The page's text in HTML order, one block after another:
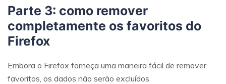
Parte 3: como remover
completamente os favoritos do
Firefox
Embora o Firefox forneça uma maneira fácil de remover
favoritos, os dados não serão excluídos